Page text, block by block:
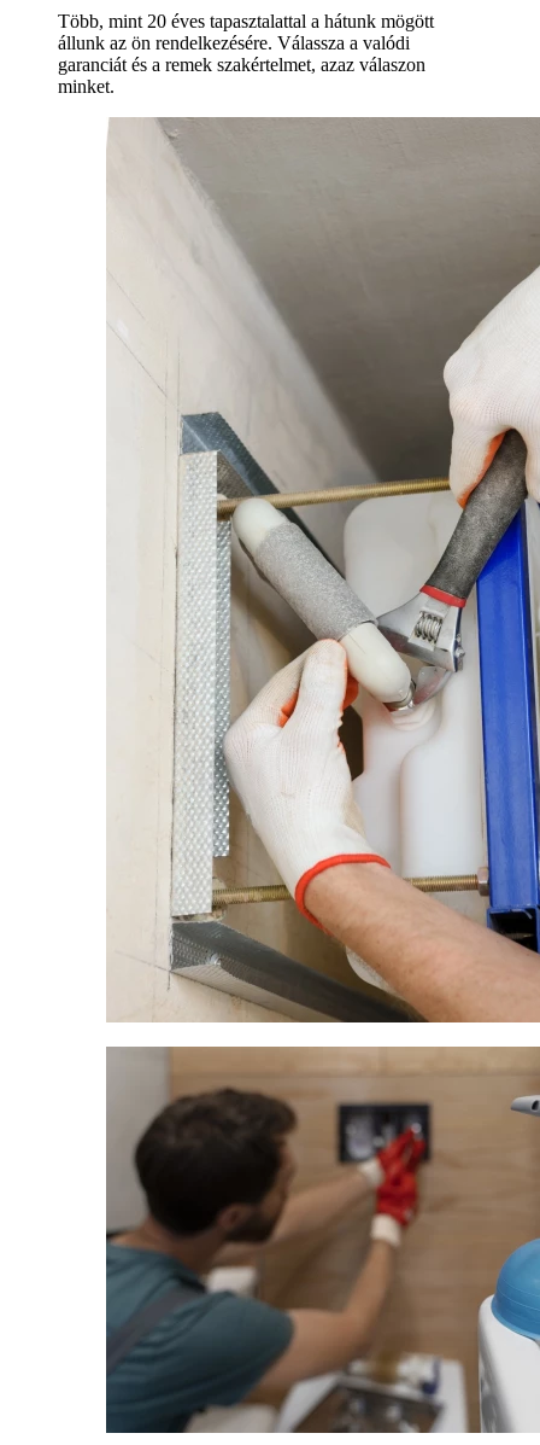
Több, mint 20 éves tapasztalattal a hátunk mögött
állunk az ön rendelkezésére. Válassza a valódi
garanciát és a remek szakértelmet, azaz válaszon
minket.